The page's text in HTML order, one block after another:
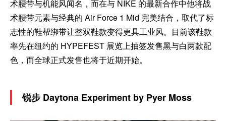
术腰带与机能风闻名，而在与 NIKE 的最新合作中他将战
术腰带元素与经典的 Air Force 1 Mid 完美结合，取代了标
志性的鞋帮绑带让整双鞋款变得更具工业风。目前该鞋款
率先在纽约的 HYPEFEST 展览上抽签发售黑与白两款配
色，而全球正式发售也将于近期开始。
锐步 Daytona Experiment by Pyer Moss